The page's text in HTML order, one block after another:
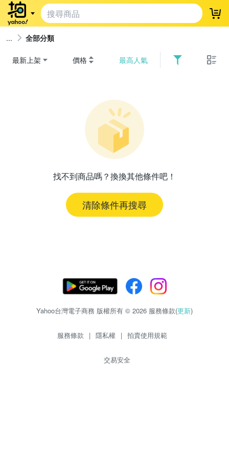
登
全部分類
最新上架 價格 最高人氣
找不到商品嗎？換換其他條件吧！
清除條件再搜尋
Yahoo台灣電子商務 版權所有 © 2026 服務條款(更新)
服務條款 | 隱私權 | 拍賣使用規範
交易安全